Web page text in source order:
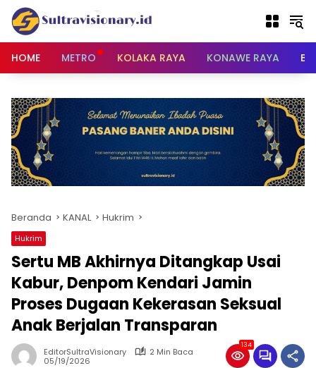
Langsung
konten
HOME
METRO KOLAKA RAYA KONAWE RAYA
Beranda KANAL Hukrim
Hukrim
‎Sertu MB Akhirnya Ditangkap Usai
Kabur, Denpom Kendari Jamin
Proses Dugaan Kekerasan Seksual
Anak Berjalan Transparan
EditorSultraVisionary
2 Min Baca
05/19/2026
134